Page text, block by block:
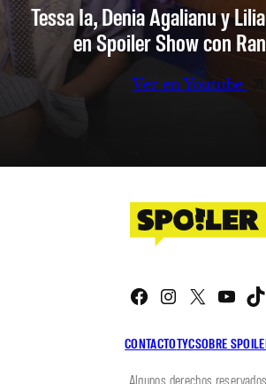
Tessa Ia, Denia Agalianu y
en Spoiler Show con
Ver en Youtube
CONTACTOTYCSOBRE
Facebook
X
Algunos derechos reservados